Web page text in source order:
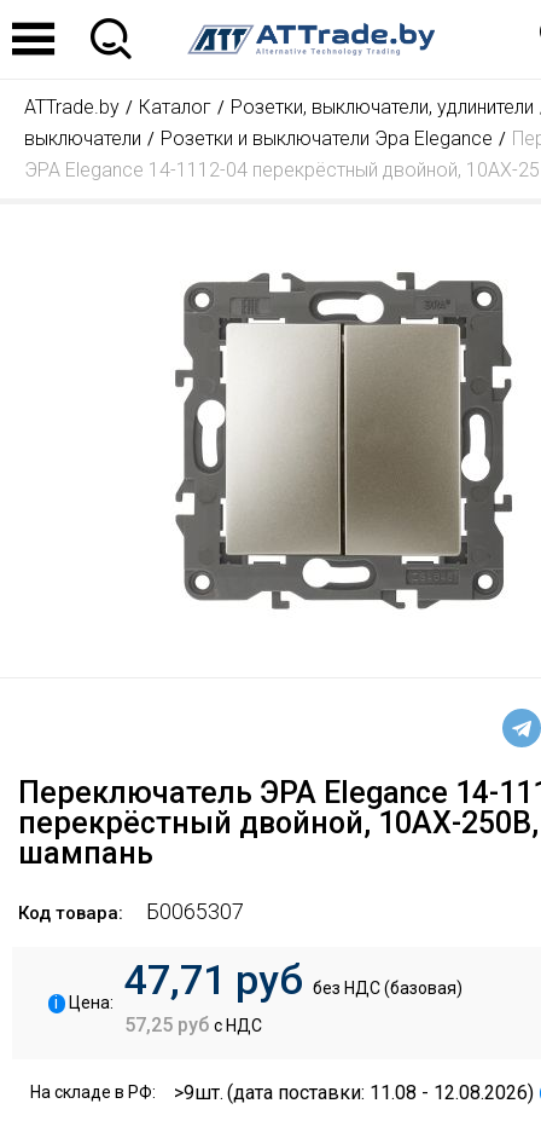
ATTrade.by Каталог
Розетки, выключатели, удлинители
выключатели
Розетки и выключатели Эра Elegance
ЭРА Elegance 14-1112-04 перекрёстный двойной, 10АХ-
Переключатель ЭРА Elegance 14-
перекрёстный двойной, 10АХ-250В,
шампань
Код товара: Б0065307
i Цена: 47,71 руб без НДС (базовая)
57,25 руб с НДС
На складе в РФ: >9шт. (дата поставки: 11.08 - 12.08.2026)